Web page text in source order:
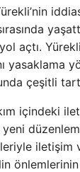
yol açtı.
yasaklama
çeşitli
içindeki
iletişim
önlemlerinin